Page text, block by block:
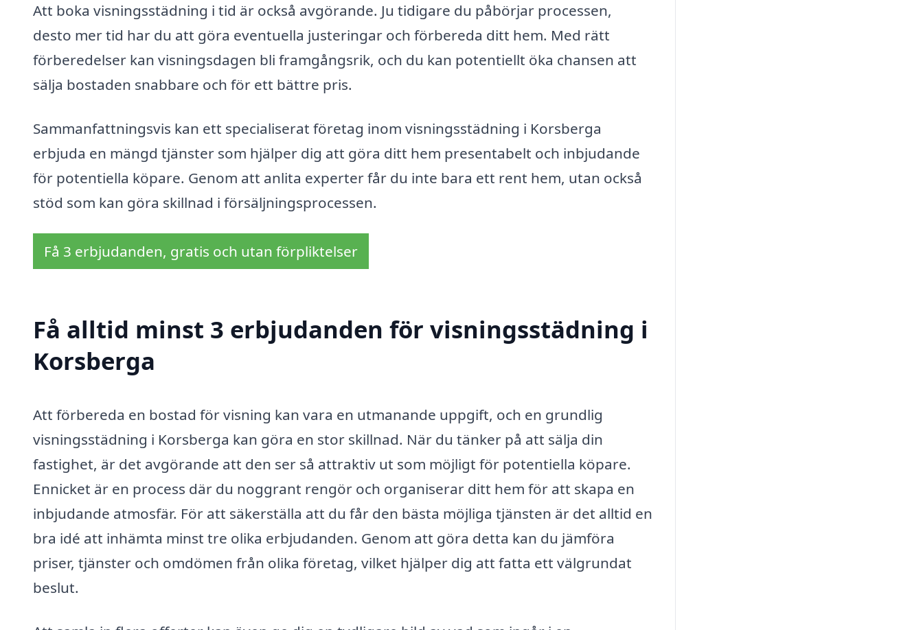
Att boka visningsstädning i tid är också avgörande. Ju tidigare du påbörjar processen,
desto mer tid har du att göra eventuella justeringar och förbereda ditt hem. Med rätt
förberedelser kan visningsdagen bli framgångsrik, och du kan potentiellt öka chansen att
sälja bostaden snabbare och för ett bättre pris.
Sammanfattningsvis kan ett specialiserat företag inom visningsstädning i Korsberga
erbjuda en mängd tjänster som hjälper dig att göra ditt hem presentabelt och inbjudande
för potentiella köpare. Genom att anlita experter får du inte bara ett rent hem, utan också
stöd som kan göra skillnad i försäljningsprocessen.
Få 3 erbjudanden, gratis och utan förpliktelser
Få alltid minst 3 erbjudanden för visningsstädning i
Korsberga
Att förbereda en bostad för visning kan vara en utmanande uppgift, och en grundlig
visningsstädning i Korsberga kan göra en stor skillnad. När du tänker på att sälja din
fastighet, är det avgörande att den ser så attraktiv ut som möjligt för potentiella köpare.
Ennicket är en process där du noggrant rengör och organiserar ditt hem för att skapa en
inbjudande atmosfär. För att säkerställa att du får den bästa möjliga tjänsten är det alltid en
bra idé att inhämta minst tre olika erbjudanden. Genom att göra detta kan du jämföra
priser, tjänster och omdömen från olika företag, vilket hjälper dig att fatta ett välgrundat
beslut.